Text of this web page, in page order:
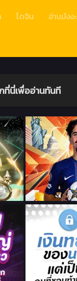
โดจิน อ่านมังงะ
ที่นี่เพื่ออ่านทันที